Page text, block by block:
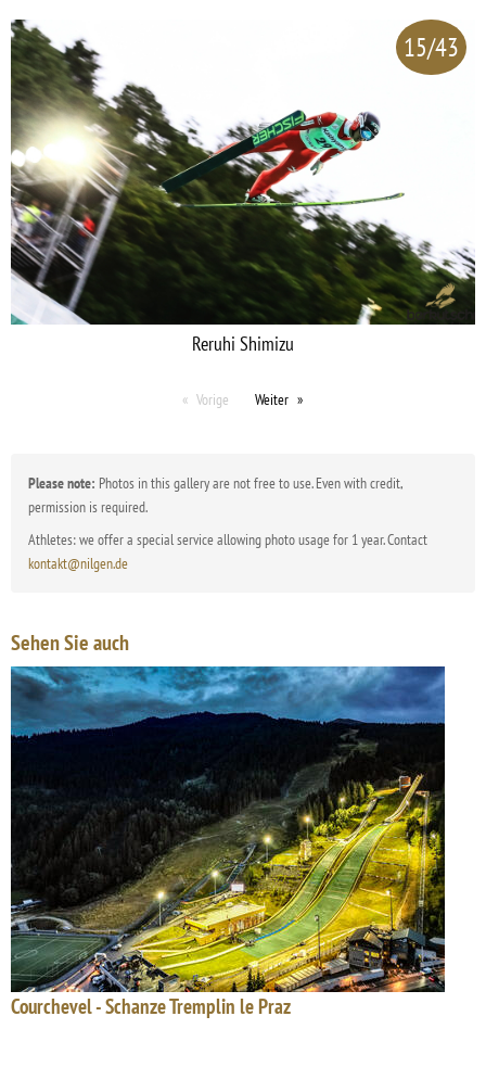
15/43
Reruhi Shimizu
Vorige Weiter
Please note: Photos in this gallery are not free to use. Even with credit,
permission is required.
Athletes: we offer a special service allowing photo usage for 1 year. Contact
kontakt@nilgen.de
Sehen Sie auch
Courchevel - Schanze Tremplin le Praz